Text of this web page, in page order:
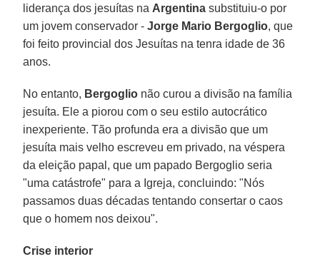
liderança dos jesuítas na Argentina substituiu-o por
um jovem conservador -Jorge Mario Bergoglio, que
foi feito provincial dos Jesuítas na tenra idade de 36
anos.
No entanto, Bergoglio não curou a divisão na família
jesuíta. Ele a piorou com o seu estilo autocrático
inexperiente. Tão profunda era a divisão que um
jesuíta mais velho escreveu em privado, na véspera
da eleição papal, que um papado Bergoglio seria
"uma catástrofe" para a Igreja, concluindo: "Nós
passamos duas décadas tentando consertar o caos
que o homem nos deixou".
Crise interior